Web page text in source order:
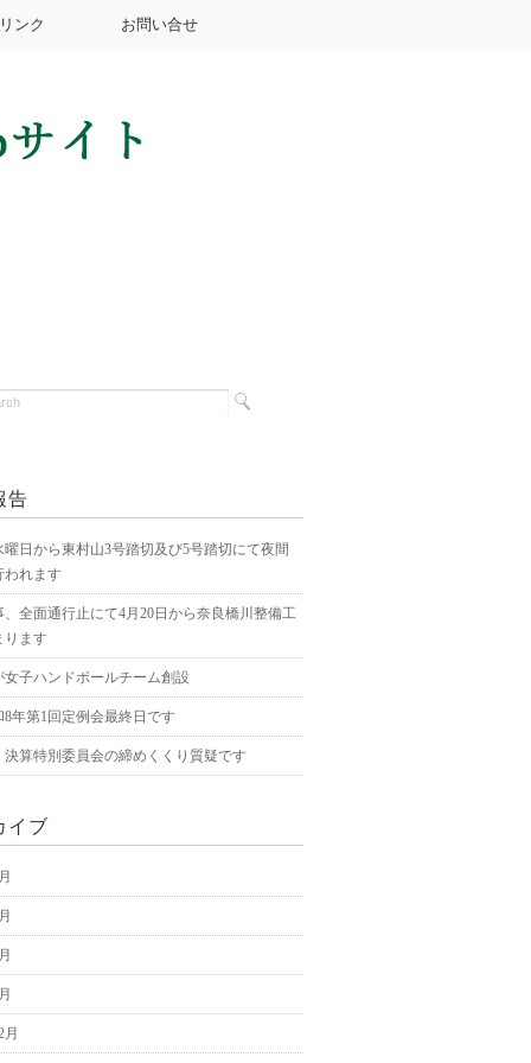
リンク お問い合せ
告
曜日から東村山3号踏切及び5号踏切にて夜間
われます
、全面通行止にて4月20日から奈良橋川整備工
ります
女子ハンドボールチーム創設
8年第1回定例会最終日です
決算特別委員会の締めくくり質疑です
イブ
月